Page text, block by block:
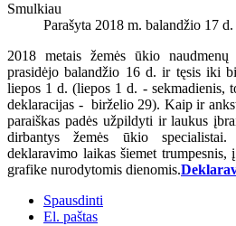
Smulkiau
Parašyta 2018 m. balandžio 17 d.
2018 metais žemės ūkio
prasidėjo balandžio 16 d. ir tęsis iki
liepos 1 d. (liepos 1 d. - sekmadienis,
deklaracijas - birželio 29). Kaip ir
paraiškas padės užpildyti ir laukus
dirbantys žemės ūkio
deklaravimo laikas šiemet
grafike nurodytomis dienomis.
Spausdinti
El. paštas